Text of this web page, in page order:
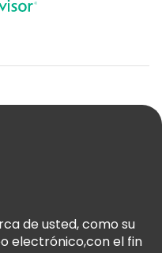
de usted, como su
electrónico,con el fin